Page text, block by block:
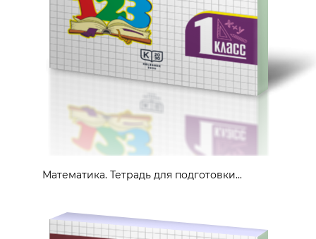
Математика. Тетрадь для подготовки...